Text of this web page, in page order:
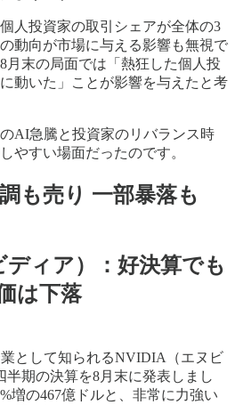
人投資家の取引シェアが全体の3
動向が市場に与える影響も無視で
月末の局面では「熱狂した個人投
動いた」ことが影響を与えたと考
AI急騰と投資家のリバランス時
やすい場面だったのです。
も売り 一部暴落も
ィア）：好決算でも
は下落
として知られるNVIDIA（エヌビ
半期の決算を8月末に発表しまし
増の467億ドルと、非常に力強い